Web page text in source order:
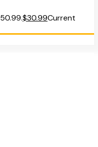
$30.99Current